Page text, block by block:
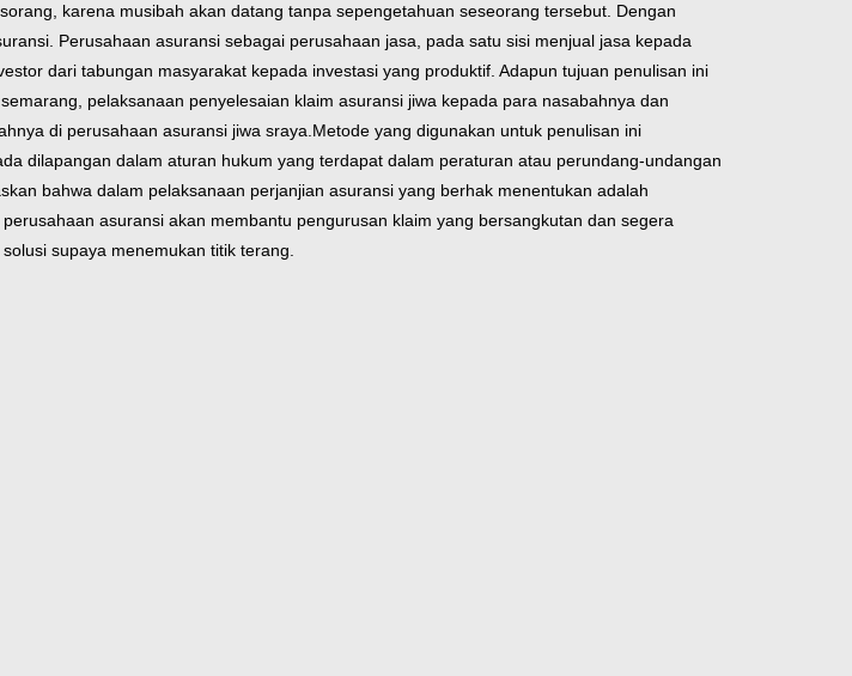
karena musibah akan datang tanpa sepengetahuan seseorang tersebut. Dengan
Perusahaan asuransi sebagai perusahaan jasa, pada satu sisi menjual jasa kepada
dari tabungan masyarakat kepada investasi yang produktif. Adapun tujuan penulisan ini
pelaksanaan penyelesaian klaim asuransi jiwa kepada para nasabahnya dan
di perusahaan asuransi jiwa sraya.Metode yang digunakan untuk penulisan ini
dilapangan dalam aturan hukum yang terdapat dalam peraturan atau perundang-undangan
bahwa dalam pelaksanaan perjanjian asuransi yang berhak menentukan adalah
asuransi akan membantu pengurusan klaim yang bersangkutan dan segera
supaya menemukan titik terang.